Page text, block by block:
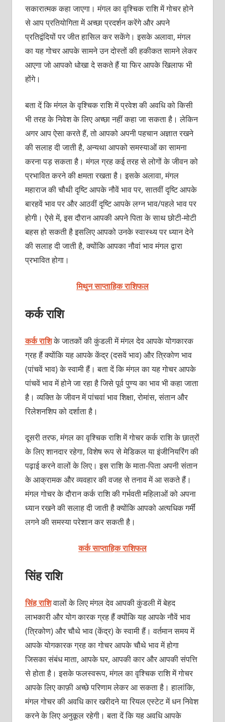
सकारात्मक कहा जाएगा। मंगल का वृश्चिक राशि में गोचर होने
से आप प्रतियोगिता में अच्छा प्रदर्शन करेंगे और अपने
प्रतिद्वंदियों पर जीत हासिल कर सकेंगे। इसके अलावा, मंगल
का यह गोचर आपके सामने उन दोस्तों की हकीकत सामने लेकर
आएगा जो आपको धोखा दे सकते हैं या फिर आपके खिलाफ भी
होंगे।
बता दें कि मंगल के वृश्चिक राशि में प्रवेश की अवधि को किसी
भी तरह के निवेश के लिए अच्छा नहीं कहा जा सकता है। लेकिन
अगर आप ऐसा करते हैं, तो आपको अपनी पहचान अज्ञात रखने
की सलाह दी जाती है, अन्यथा आपको समस्याओं का सामना
करना पड़ सकता है। मंगल ग्रह कई तरह से लोगों के जीवन को
प्रभावित करने की क्षमता रखता है। इसके अलावा, मंगल
महाराज की चौथी दृष्टि आपके नौवें भाव पर, सातवीं दृष्टि आपके
बारहवें भाव पर और आठवीं दृष्टि आपके लग्न भाव/पहले भाव पर
होगी। ऐसे में, इस दौरान आपकी अपने पिता के साथ छोटी-मोटी
बहस हो सकती है इसलिए आपको उनके स्वास्थ्य पर ध्यान देने
की सलाह दी जाती है, क्योंकि आपका नौवां भाव मंगल द्वारा
प्रभावित होगा।
मिथुन साप्ताहिक राशिफल
कर्क राशि
कर्क राशिके जातकों की कुंडली में मंगल देव आपके योगकारक
ग्रह हैं क्योंकि यह आपके केंद्र (दसवें भाव) और त्रिकोण भाव
(पांचवें भाव) के स्वामी हैं। बता दें कि मंगल का यह गोचर आपके
पांचवें भाव में होने जा रहा है जिसे पूर्व पुण्य का भाव भी कहा जाता
है। व्यक्ति के जीवन में पांचवां भाव शिक्षा, रोमांस, संतान और
रिलेशनशिप को दर्शाता है।
दूसरी तरफ, मंगल का वृश्चिक राशि में गोचर कर्क राशि के छात्रों
के लिए शानदार रहेगा, विशेष रूप से मेडिकल या इंजीनियरिंग की
पढ़ाई करने वालों के लिए। इस राशि के माता-पिता अपनी संतान
के आक्रामक और व्यवहार की वजह से तनाव में आ सकते हैं।
मंगल गोचर के दौरान कर्क राशि की गर्भवती महिलाओं को अपना
ध्यान रखने की सलाह दी जाती है क्योंकि आपको अत्यधिक गर्मीं
लगने की समस्या परेशान कर सकती है।
कर्क साप्ताहिक राशिफल
सिंह राशि
सिंह राशिवालों के लिए मंगल देव आपकी कुंडली में बेहद
लाभकारी और योग कारक ग्रह हैं क्योंकि यह आपके नौवें भाव
(त्रिकोण) और चौथे भाव (केंद्र) के स्वामी हैं। वर्तमान समय में
आपके योगकारक ग्रह का गोचर आपके चौथे भाव में होगा
जिसका संबंध माता, आपके घर, आपकी कार और आपकी संपत्ति
से होता है। इसके फलस्वरूप, मंगल का वृश्चिक राशि में गोचर
आपके लिए काफ़ी अच्छे परिणाम लेकर आ सकता है। हालांकि,
मंगल गोचर की अवधि कार खरीदने या रियल एस्टेट में धन निवेश
करने के लिए अनुकूल रहेगी। बता दें कि यह अवधि आपके